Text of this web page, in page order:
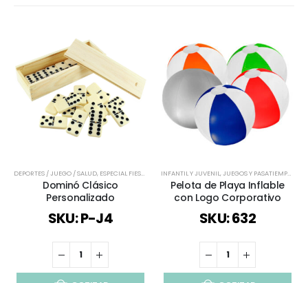
DEPORTES / JUEGO / SALUD, ESPECIAL FIESTAS PATRIAS ,FIESTAS,JUEGOS Y PASATIEMPOS,
Dominó Clásico
Personalizado
SKU: P-J4
INFANTIL Y JUVENIL,JUEGOS Y PASATIEMPOS
Pelota de Playa Inflable
con Logo Corporativo
SKU: 632